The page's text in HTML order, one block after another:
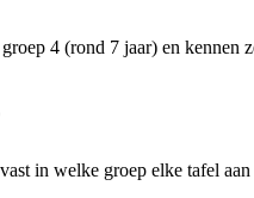
4 (rond 7 jaar) en
in welke groep elke tafel